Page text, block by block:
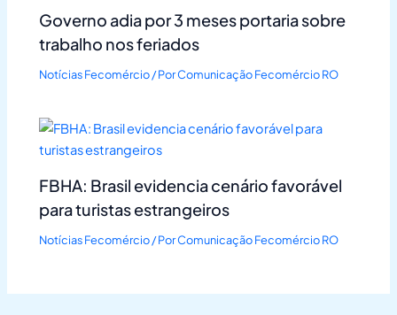
Governo adia por 3 meses portaria sobre
trabalho nos feriados
Notícias Fecomércio/ PorComunicação Fecomércio RO
FBHA: Brasil evidencia cenário favorável
para turistas estrangeiros
Notícias Fecomércio/ PorComunicação Fecomércio RO